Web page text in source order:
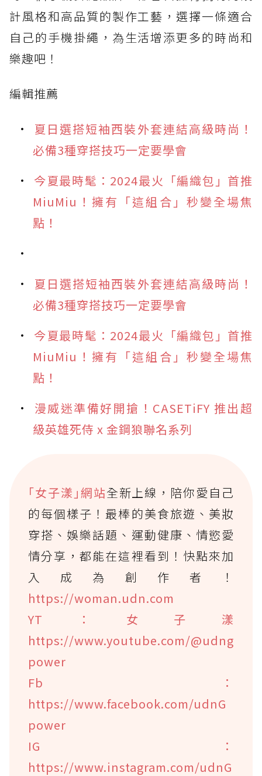
計風格和高品質的製作工藝，選擇一條適合
自己的手機掛繩，為生活增添更多的時尚和
樂趣吧！
編輯推薦
夏日選搭短袖西裝外套連結高級時尚！
必備3種穿搭技巧一定要學會
今夏最時髦：2024最火「編織包」首推
MiuMiu！擁有「這組合」秒變全場焦
點！
夏日選搭短袖西裝外套連結高級時尚！
必備3種穿搭技巧一定要學會
今夏最時髦：2024最火「編織包」首推
MiuMiu！擁有「這組合」秒變全場焦
點！
漫威迷準備好開搶！CASETiFY 推出超
級英雄死侍 x 金鋼狼聯名系列
｢女子漾｣網站全新上線，陪你愛自己
的每個樣子！最棒的美食旅遊、美妝
穿搭、娛樂話題、運動健康、情慾愛
情分享，都能在這裡看到！快點來加
入成為創作者！
https://woman.udn.com
YT：女子漾
https://www.youtube.com/@udng
power
Fb：
https://www.facebook.com/udnG
power
IG：
https://www.instagram.com/udnG